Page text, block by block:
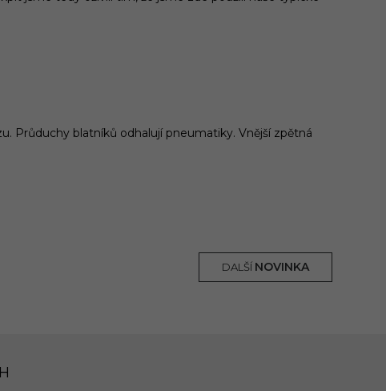
Průduchy blatníků odhalují pneumatiky. Vnější zpětná
DALŠÍ NOVINKA